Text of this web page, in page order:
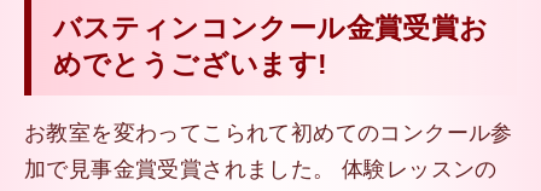
バスティンコンクール金賞受賞お
めでとうございます!
お教室を変わってこられて初めてのコンクール参
加で見事金賞受賞されました。 体験レッスンの